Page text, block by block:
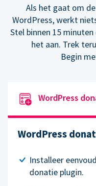
Als het gaat om
WordPress, werkt
Stel binnen 15
het aan. Trek
Begin
WordPress
WordPress
Installeer
donatie plugin.